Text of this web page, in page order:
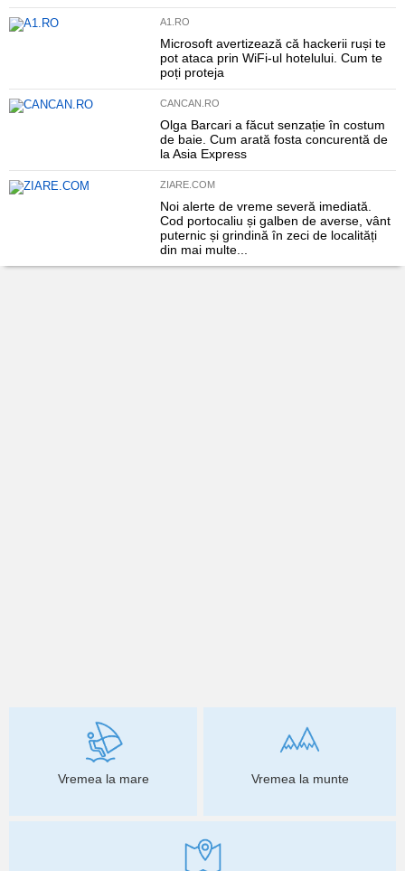
A1.RO
Microsoft avertizează că hackerii ruși te
pot ataca prin WiFi-ul hotelului. Cum te
poți proteja
CANCAN.RO
Olga Barcari a făcut senzație în costum
de baie. Cum arată fosta concurentă de
la Asia Express
ZIARE.COM
Noi alerte de vreme severă imediată.
Cod portocaliu și galben de averse, vânt
puternic și grindină în zeci de localități
din mai multe...
Vremea la mare Vremea la munte